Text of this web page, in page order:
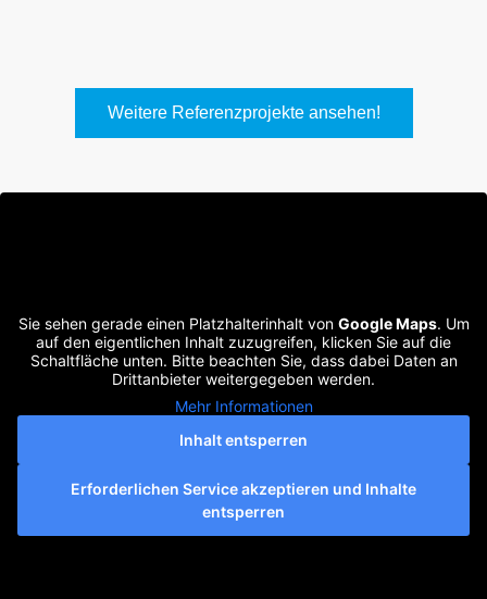
Weitere Referenzprojekte ansehen!
Sie sehen gerade einen Platzhalterinhalt von Google Maps. Um
auf den eigentlichen Inhalt zuzugreifen, klicken Sie auf die
Schaltfläche unten. Bitte beachten Sie, dass dabei Daten an
Drittanbieter weitergegeben werden.
Mehr Informationen
Inhalt entsperren
Erforderlichen Service akzeptieren und Inhalte
entsperren